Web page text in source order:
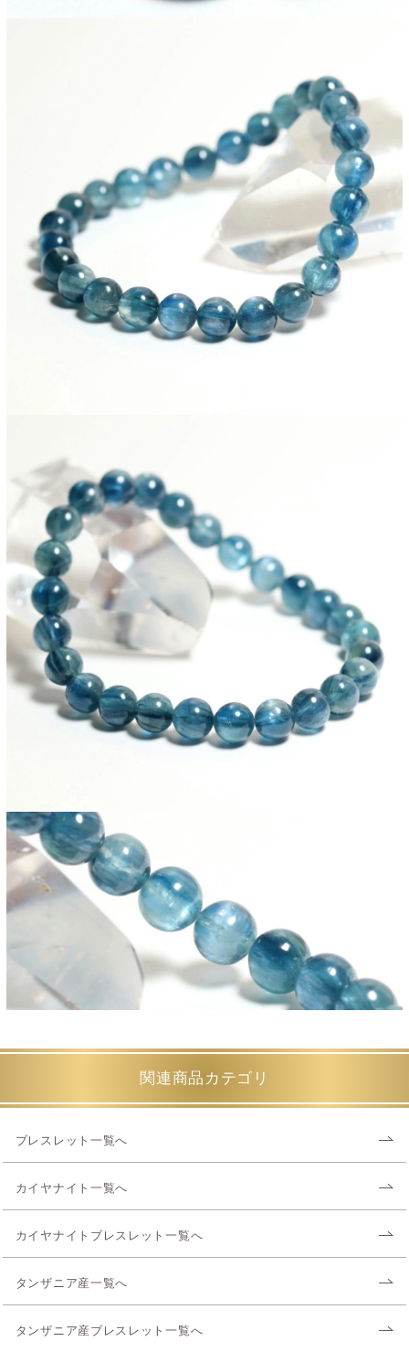
関連商品カテゴリ
ブレスレット一覧へ
カイヤナイト一覧へ
カイヤナイトブレスレット一覧へ
タンザニア産一覧へ
タンザニア産ブレスレット一覧へ